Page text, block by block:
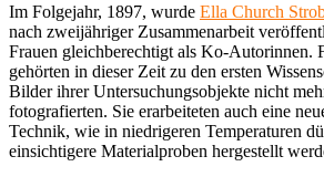
Im Folgejahr, 1897, wurde Ella Church
nach zweijähriger Zusammenarbeit
Frauen gleichberechtigt als Ko-Autorinnen.
gehörten in dieser Zeit zu den ersten
Bilder ihrer Untersuchungsobjekte nicht
fotografierten. Sie erarbeiteten auch eine
Technik, wie in niedrigeren Temperaturen
einsichtigere Materialproben hergestellt